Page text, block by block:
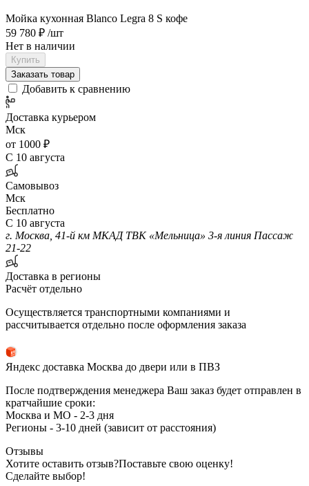
Мойка кухонная Blanco Legra 8 S кофе
59 780 ₽ /шт
Нет в наличии
Купить
Заказать товар
Добавить к сравнению
Доставка курьером
Мск
от 1000 ₽
С 10 августа
Самовывоз
Мск
Бесплатно
С 10 августа
г. Москва, 41-й км МКАД ТВК «Мельница» 3-я линия Пассаж
21-22
Доставка в регионы
Расчёт отдельно
Осуществляется транспортными компаниями и
рассчитывается отдельно после оформления заказа
Яндекс доставка Москва до двери или в ПВЗ
После подтверждения менеджера Ваш заказ будет отправлен в
кратчайшие сроки:
Москва и МО - 2-3 дня
Регионы - 3-10 дней (зависит от расстояния)
Отзывы
Хотите оставить отзыв?Поставьте свою оценку!
Сделайте выбор!